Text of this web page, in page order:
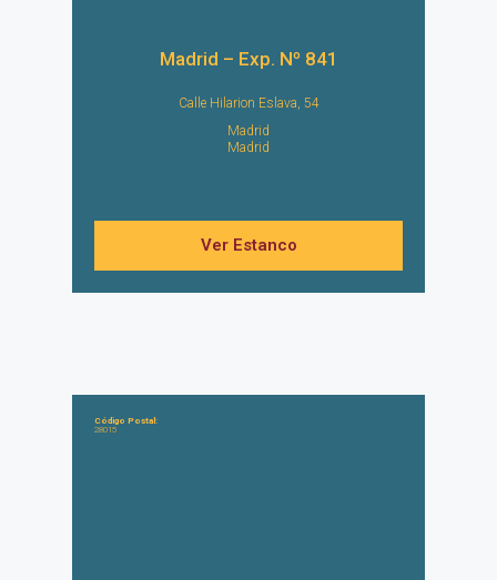
Madrid – Exp. Nº 841
Calle Hilarion Eslava, 54
Madrid
Madrid
Ver Estanco
Código Postal:
28015